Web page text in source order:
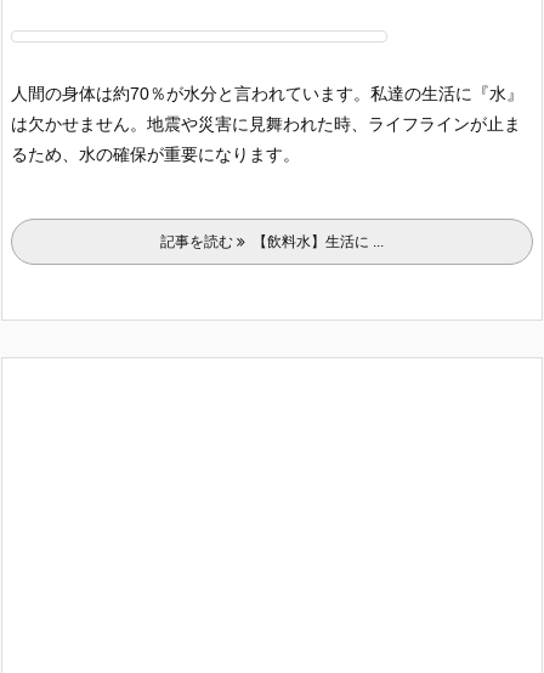
人間の身体は約70％が水分と言われています。 私達の生活に『水』
は欠かせません。 地震や災害に見舞われた時、ライフラインが止ま
るため、 水の確保が重要になります。
記事を読む 【飲料水】生活に ...